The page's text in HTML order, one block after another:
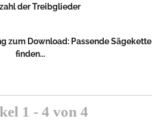
der Treibglieder
zum Download: Passende Sägekette
finden...
1 - 4 von 4